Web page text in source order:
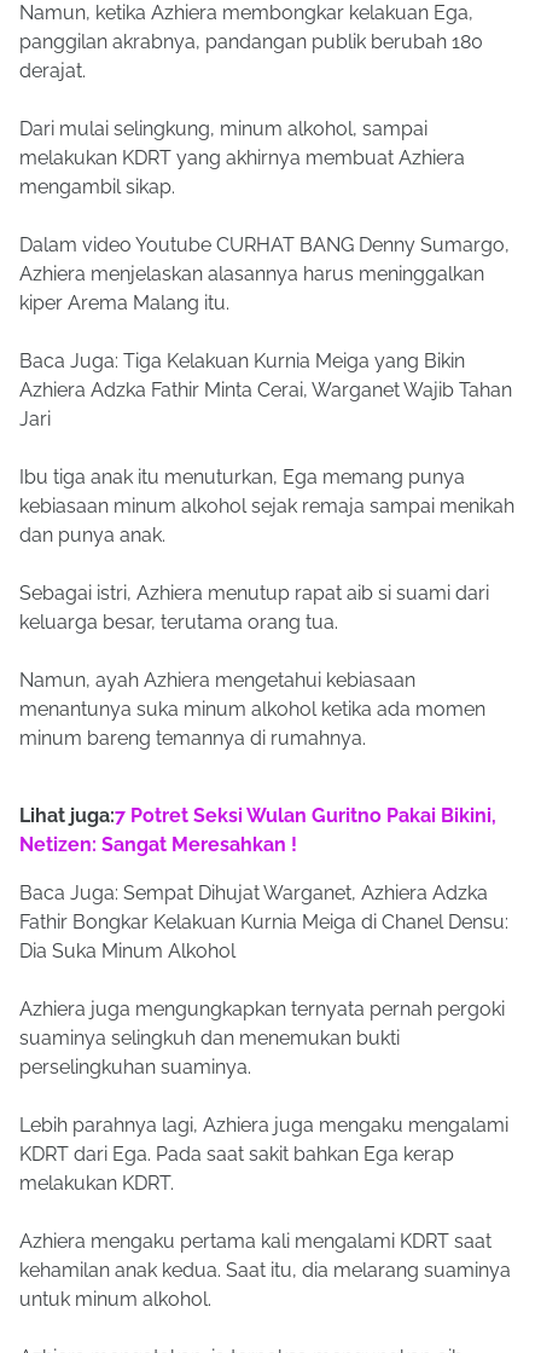
Namun, ketika Azhiera membongkar kelakuan Ega,
panggilan akrabnya, pandangan publik berubah 180
derajat.
Dari mulai selingkung, minum alkohol, sampai
melakukan KDRT yang akhirnya membuat Azhiera
mengambil sikap.
Dalam video Youtube CURHAT BANG Denny Sumargo,
Azhiera menjelaskan alasannya harus meninggalkan
kiper Arema Malang itu.
Baca Juga: Tiga Kelakuan Kurnia Meiga yang Bikin
Azhiera Adzka Fathir Minta Cerai, Warganet Wajib Tahan
Jari
Ibu tiga anak itu menuturkan, Ega memang punya
kebiasaan minum alkohol sejak remaja sampai menikah
dan punya anak.
Sebagai istri, Azhiera menutup rapat aib si suami dari
keluarga besar, terutama orang tua.
Namun, ayah Azhiera mengetahui kebiasaan
menantunya suka minum alkohol ketika ada momen
minum bareng temannya di rumahnya.
Lihat juga:7 Potret Seksi Wulan Guritno Pakai Bikini,
Netizen: Sangat Meresahkan !
Baca Juga: Sempat Dihujat Warganet, Azhiera Adzka
Fathir Bongkar Kelakuan Kurnia Meiga di Chanel Densu:
Dia Suka Minum Alkohol
Azhiera juga mengungkapkan ternyata pernah pergoki
suaminya selingkuh dan menemukan bukti
perselingkuhan suaminya.
Lebih parahnya lagi, Azhiera juga mengaku mengalami
KDRT dari Ega. Pada saat sakit bahkan Ega kerap
melakukan KDRT.
Azhiera mengaku pertama kali mengalami KDRT saat
kehamilan anak kedua. Saat itu, dia melarang suaminya
untuk minum alkohol.